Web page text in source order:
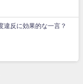
違反に効果的な一言？